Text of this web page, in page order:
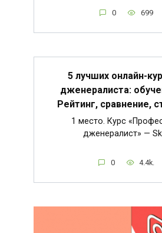
0 699
5 лучших онлайн-
дженералиста:
Рейтинг, сравнение,
1 место. Курс
дженералист» —
0 4.4k.